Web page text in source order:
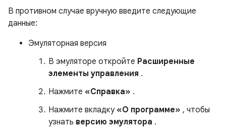
В противном случае вручную введите следующие
данные:
Эмуляторная версия
В эмуляторе откройте Расширенные
элементы управления .
Нажмите «Справка» .
Нажмите вкладку «О программе» , чтобы
узнать версию эмулятора .